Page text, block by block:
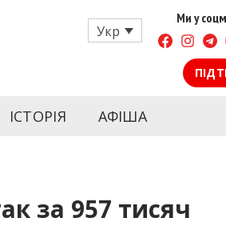
головні та свіжі новини
запорізьких журналістів,
Укр
Ми у
ІСТОРІЯ АФІША
за 957 тисяч